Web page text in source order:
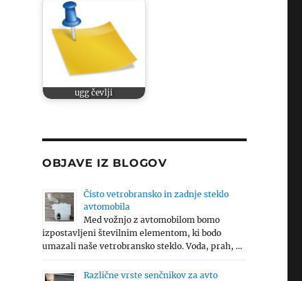
ugg čevlji
OBJAVE IZ BLOGOV
Čisto vetrobransko in zadnje steklo
avtomobila
Med vožnjo z avtomobilom bomo
izpostavljeni številnim elementom, ki bodo
umazali naše vetrobransko steklo. Voda, prah, …
Različne vrste senčnikov za avto